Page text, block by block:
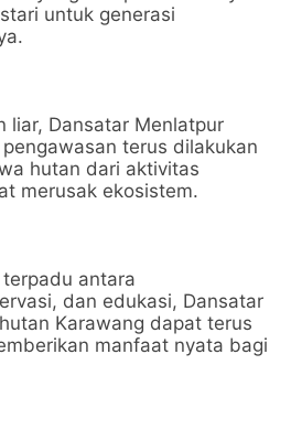
untuk generasi
liar, Dansatar Menlatpur
terus dilakukan
hutan dari aktivitas
merusak ekosistem.
antara
dan edukasi, Dansatar
Karawang dapat terus
manfaat nyata bagi